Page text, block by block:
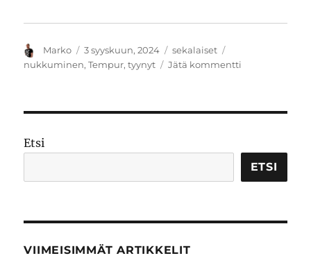
Kirjoittaja
Marko Julkaistu
3 syyskuun, 2024 Kategoriat
sekalaiset
nukkuminen,Tempur,tyynyt Jätä kommentti
Sonata
SmartCool
-
Etsi
ETSI
VIIMEISIMMÄT ARTIKKELIT